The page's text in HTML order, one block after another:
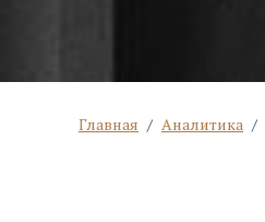
Главная / Аналитика /